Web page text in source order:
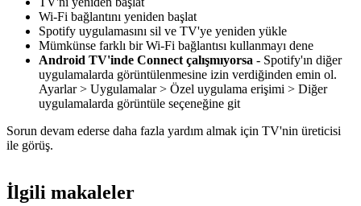
Wi-Fi bağlantını yeniden başlat
Spotify uygulamasını sil ve TV'ye yeniden yükle
Mümkünse farklı bir Wi-Fi bağlantısı kullanmayı dene
Android TV'inde Connect çalışmıyorsa - Spotify'ın diğer
uygulamalarda görüntülenmesine izin verdiğinden emin ol.
Ayarlar > Uygulamalar > Özel uygulama erişimi > Diğer
uygulamalarda görüntüle seçeneğine git
Sorun devam ederse daha fazla yardım almak için TV'nin üreticisi
ile görüş.
İlgili makaleler